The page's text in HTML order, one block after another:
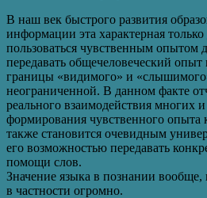
В наш век быстрого развития
информации эта характерная
пользоваться чувственным опытом
передавать общечеловеческий
границы «видимого» и
неограниченной. В данном факте
реального взаимодействия многих
формирования чувственного опыта
также становится очевидным
его возможностью передавать
помощи слов.
Значение языка в познании
в частности огромно.